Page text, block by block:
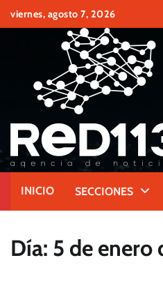
Skipviernes, agosto 7, 2026
INICIO SECCIONES
Día: 5 de enero